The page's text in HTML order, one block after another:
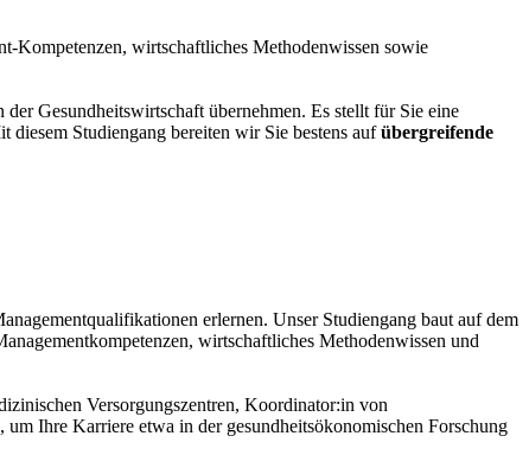
Kompetenzen, wirtschaftliches Methodenwissen sowie
Gesundheitswirtschaft übernehmen. Es stellt für Sie eine
diesem Studiengang bereiten wir Sie bestens aufübergreifende
erlernen. Unser Studiengang baut auf dem
wirtschaftliches Methodenwissen und
Versorgungszentren, Koordinator:in von
Ihre Karriere etwa in der gesundheitsökonomischen Forschung